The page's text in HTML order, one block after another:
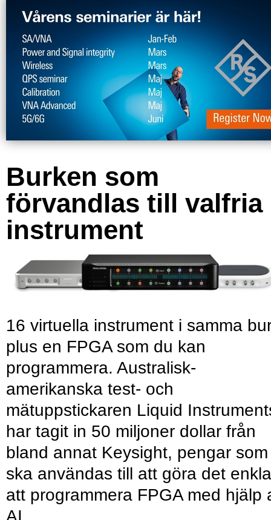
Burken som
förvandlas till valfria
instrument
16 virtuella instrument i samma
plus en FPGA som du kan
programmera. Australisk-
amerikanska test- och
mätuppstickaren Liquid
har tagit in 50 miljoner dollar från
bland annat Keysight, pengar som
ska användas till att göra det
att programmera FPGA med hjälp